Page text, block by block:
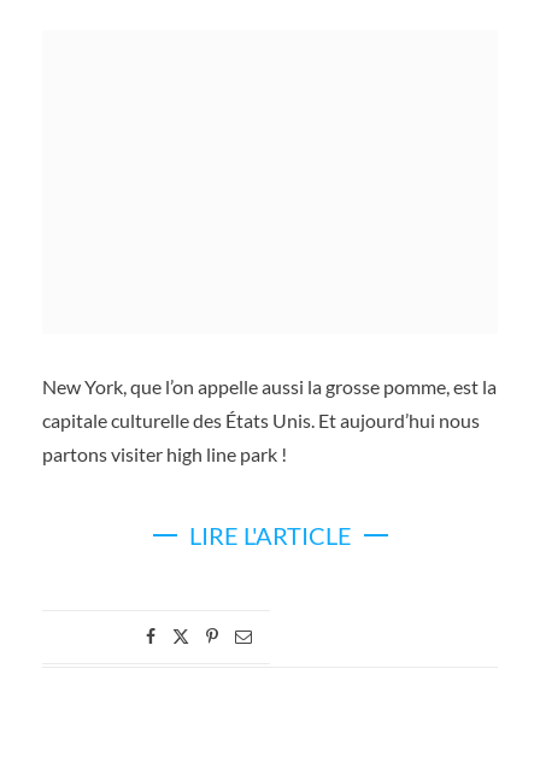
New York, que l’on appelle aussi la grosse pomme, est la
capitale culturelle des États Unis. Et aujourd’hui nous
partons visiter high line park !
LIRE L'ARTICLE